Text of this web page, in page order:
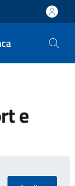
e